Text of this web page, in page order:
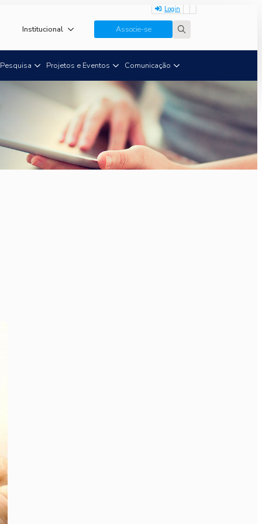
Login
Institucional Associe-se
Pesquisa Projetos e Eventos Comunicação